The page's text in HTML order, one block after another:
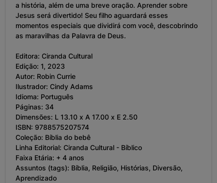
a história, além de uma breve oração. Aprender sobre
Jesus será divertido! Seu filho aguardará esses
momentos especiais que dividirá com você, descobrindo
as maravilhas da Palavra de Deus.
Editora: Ciranda Cultural
Edição: 1, 2023
Autor: Robin Currie
Ilustrador: Cindy Adams
Idioma: Português
Páginas: 34
Dimensões: L 13.10 x A 17.00 x E 2.50
ISBN: 9788575207574
Coleção: Bíblia do bebê
Linha Editorial: Ciranda Cultural - Bíblico
Faixa Etária: + 4 anos
Assuntos (tags): Bíblia, Religião, Histórias, Diversão,
Aprendizado